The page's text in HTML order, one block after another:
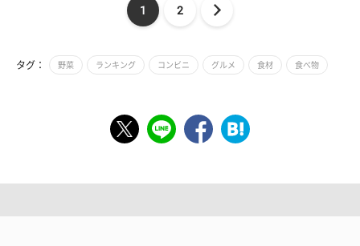
1 2
タグ： 野菜 ランキング コンビニ グルメ 食材 食べ物